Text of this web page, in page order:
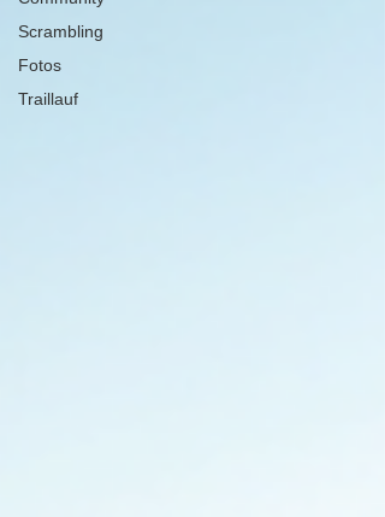
Scrambling
Fotos
Traillauf